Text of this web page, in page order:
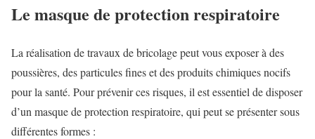
Le masque de protection respiratoire
La réalisation de travaux de bricolage peut vous exposer à des
poussières, des particules fines et des produits chimiques nocifs
pour la santé. Pour prévenir ces risques, il est essentiel de disposer
d’un masque de protection respiratoire, qui peut se présenter sous
différentes formes :